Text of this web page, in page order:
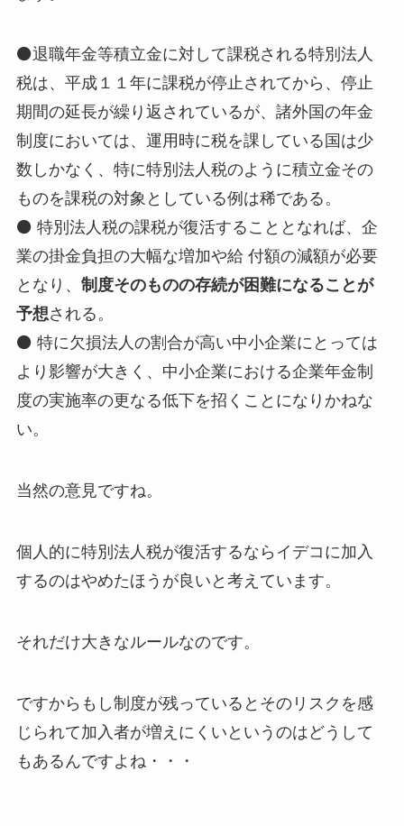
⚫退職年金等積立金に対して課税される特別法人
税は、平成１１年に課税が停止されてから、停止
期間の延長が繰り返されているが、諸外国の年金
制度においては、運用時に税を課している国は少
数しかなく、特に特別法人税のように積立金その
ものを課税の対象としている例は稀である。
⚫ 特別法人税の課税が復活することとなれば、企
業の掛金負担の大幅な増加や給 付額の減額が必要
となり、 制度そのものの存続が困難になることが
予想される。
⚫ 特に欠損法人の割合が高い中小企業にとっては
より影響が大きく、中小企業における企業年金制
度の実施率の更なる低下を招くことになりかねな
い。
当然の意見ですね。
個人的に特別法人税が復活するならイデコに加入
するのはやめたほうが良いと考えています。
それだけ大きなルールなのです。
ですからもし制度が残っているとそのリスクを感
じられて加入者が増えにくいというのはどうして
もあるんですよね・・・